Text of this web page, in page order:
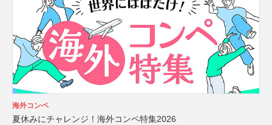
海外コンペ
夏休みにチャレンジ！海外コンペ特集2026